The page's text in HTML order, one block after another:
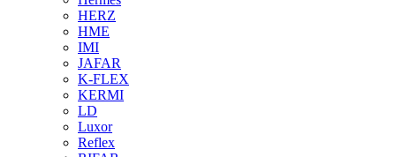
HERZ
HME
IMI
JAFAR
K-FLEX
KERMI
LD
Luxor
Reflex